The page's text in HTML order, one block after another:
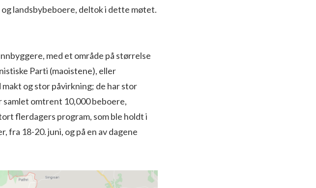
landsbybeboere, deltok i dette møtet.
med et område på størrelse
Parti (maoistene), eller
og stor påvirkning; de har stor
omtrent 10,000 beboere,
flerdagers program, som ble holdt i
fra 18-20. juni, og på en av dagene